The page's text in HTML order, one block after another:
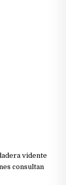
vidente
consultan